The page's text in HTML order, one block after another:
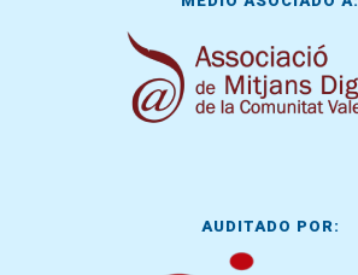
AUDITADO POR: